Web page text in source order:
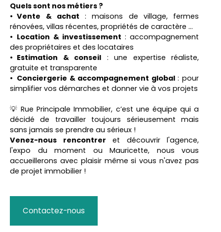
Quels sont nos métiers ?
Vente & achat : maisons de village, fermes
rénovées, villas récentes, propriétés de caractère ...
Location & investissement : accompagnement
des propriétaires et des locataires
Estimation & conseil : une expertise réaliste,
gratuite et transparente
Conciergerie & accompagnement global: pour
simplifier vos démarches et donner vie à vos projets
💡 Rue Principale Immobilier, c’est une équipe qui a
décidé de travailler toujours sérieusement mais
sans jamais se prendre au sérieux !
Venez-nous rencontrer et découvrir l'agence,
l'expo du moment ou Mauricette, nous vous
accueillerons avec plaisir même si vous n'avez pas
de projet immobilier !
Contactez-nous